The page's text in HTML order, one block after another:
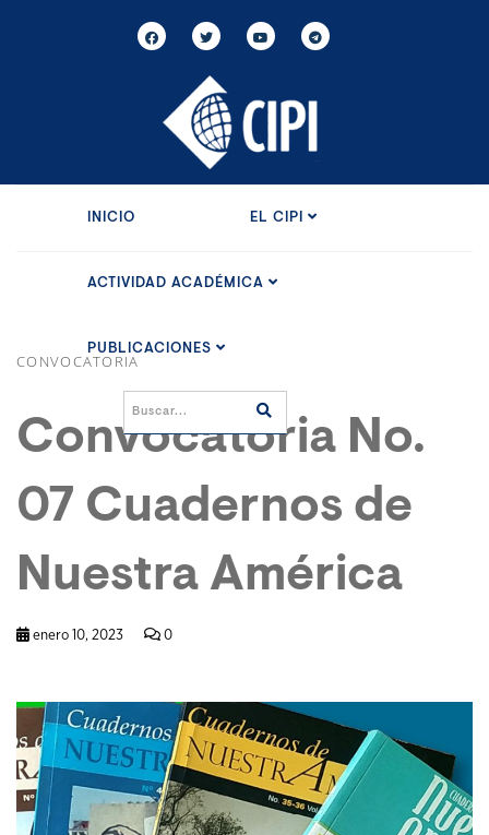
INICIO EL CIPI
ACTIVIDAD ACADÉMICA
PUBLICACIONES
CONVOCATORIA
Convocatoria No.
07 Cuadernos de
Nuestra América
enero 10, 2023 0